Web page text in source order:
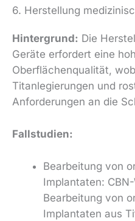
6. Herstellung
Hintergrund: Die
Geräte erfordert eine
Oberflächenqualität,
Titanlegierungen und
Anforderungen an die
Fallstudien:
Bearbeitung von
Implantaten:
Bearbeitung von
Implantaten aus